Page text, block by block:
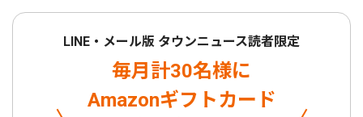
LINE・メール版 タウンニュース読者限定
毎月計30名様に
Amazonギフトカード